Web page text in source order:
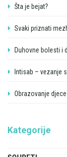
Šta je bejat?
Svaki priznati
Duhovne bolesti i
Intisab – vezanje
Obrazovanje
Kategorije